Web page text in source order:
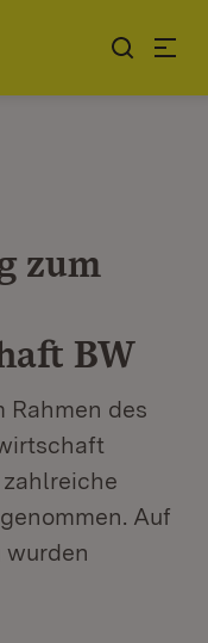
zum
BW
des
Auf